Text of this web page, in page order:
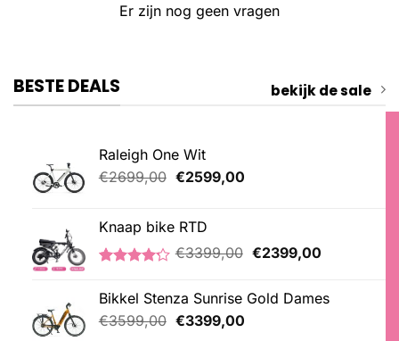
Er zijn nog geen vragen
BESTE DEALS bekijk de sale
Raleigh One Wit
€2699,00 Oorspronkelijke
€2699,00.
€2599,00Huidige
Knaap bike RTD
4.20
op 5
gebaseerd
op
klantbeoordelingen
€3399,00 Oorspronkelijke
€3399,00.
€2399,00Huidige
€2399,00.
Bikkel Stenza Sunrise Gold Dames
€3599,00 Oorspronkelijke
€3399,00Huidige